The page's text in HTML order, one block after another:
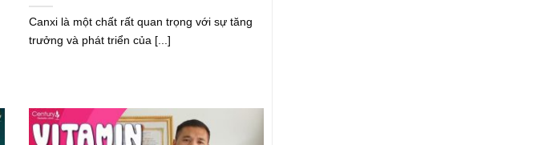
Canxi là một chất rất quan trọng với sự tăng
trưởng và phát triển của [...]